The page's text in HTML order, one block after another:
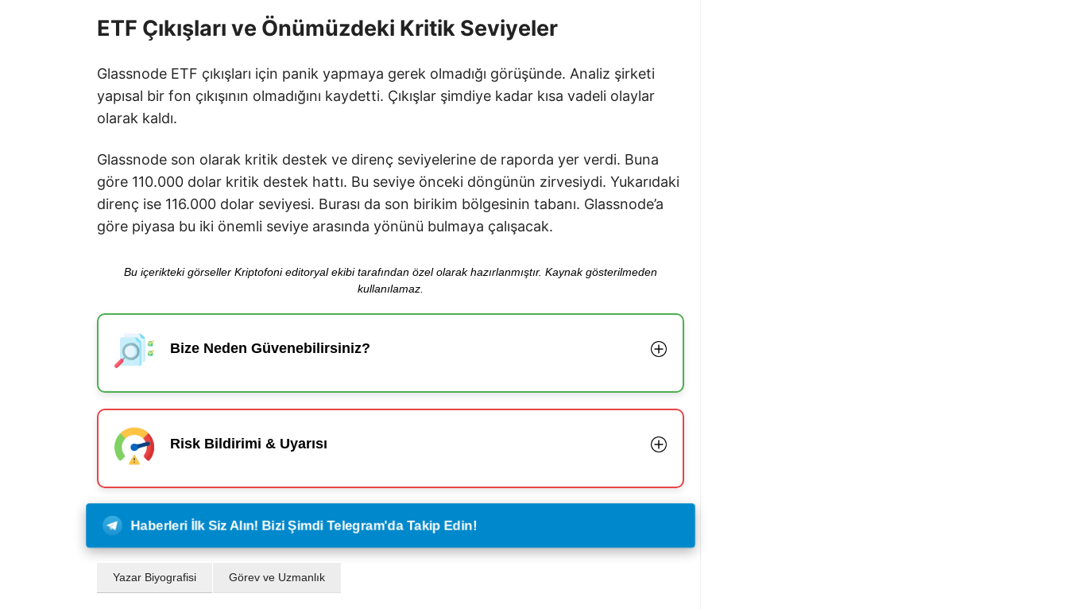
ETF Çıkışları ve Önümüzdeki Kritik Seviyeler
Glassnode ETF çıkışları için panik yapmaya gerek olmadığı görüşünde. Analiz şirketi
yapısal bir fon çıkışının olmadığını kaydetti. Çıkışlar şimdiye kadar kısa vadeli olaylar
olarak kaldı.
Glassnode son olarak kritik destek ve direnç seviyelerine de raporda yer verdi. Buna
göre 110.000 dolar kritik destek hattı. Bu seviye önceki döngünün zirvesiydi. Yukarıdaki
direnç ise 116.000 dolar seviyesi. Burası da son birikim bölgesinin tabanı. Glassnode’a
göre piyasa bu iki önemli seviye arasında yönünü bulmaya çalışacak.
Bu içerikteki görseller Kriptofoni editoryal ekibi tarafından özel olarak hazırlanmıştır. Kaynak gösterilmeden
kullanılamaz.
Bize Neden Güvenebilirsiniz?
Risk Bildirimi & Uyarısı
Haberleri İlk Siz Alın! Bizi Şimdi Telegram'da Takip Edin!
Yazar Biyografisi Görev ve Uzmanlık